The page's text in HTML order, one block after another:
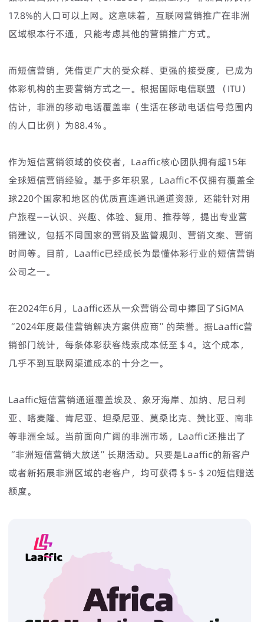
17.8%的人口可以上网。这意味着，互联网营销推广在非洲
区域根本行不通，只能考虑其他的营销推广方式。
而短信营销，凭借更广大的受众群、更强的接受度，已成为
体彩机构的主要营销方式之一。根据国际电信联盟 （ITU）
估计，非洲的移动电话覆盖率（生活在移动电话信号范围内
的人口比例）为88.4％。
作为短信营销领域的佼佼者，Laaffic核心团队拥有超15年
全球短信营销经验。基于多年积累，Laaffic不仅拥有覆盖全
球220个国家和地区的优质直连通讯通道资源，还能针对用
户旅程——认识、兴趣、体验、复用、推荐等，提出专业营
销建议，包括不同国家的营销及监管规则、营销文案、营销
时间等。目前，Laaffic已经成长为最懂体彩行业的短信营销
公司之一。
在2024年6月，Laaffic还从一众营销公司中捧回了SiGMA
“2024年度最佳营销解决方案供应商”的荣誉。据Laaffic营
销部门统计，每条体彩获客线索成本低至＄4。这个成本，
几乎不到互联网渠道成本的十分之一。
Laaffic短信营销通道覆盖埃及、象牙海岸、加纳、尼日利
亚、喀麦隆、肯尼亚、坦桑尼亚、莫桑比克、赞比亚、南非
等非洲全域。当前面向广阔的非洲市场，Laaffic还推出了
“非洲短信营销大放送”长期活动。只要是Laaffic的新客户
或者新拓展非洲区域的老客户，均可获得＄5-＄20短信赠送
额度。